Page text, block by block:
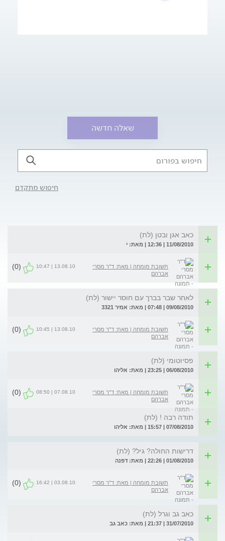
שאלה חדשה
חיפוש מתקדם
כאב אגן ובטן (לת)
11/08/2010 | 12:36 | מאת: י
תשובת מומחה | מאת: ד"ר מסרי
אברהם
13.08.10 | 10:47
(0)
לאחר שבר בברך עם חוסר יישור (לת)
09/08/2010 | 07:48 | מאת: אמיר 3321
תשובת מומחה | מאת: ד"ר מסרי
אברהם
13.08.10 | 10:45
(0)
פסיוטומי (לת)
06/08/2010 | 23:25 | מאת: אליהו
תשובת מומחה | מאת: ד"ר מסרי
אברהם
07.08.10 | 08:50
(0)
תודה רבה ! (לת)
07/08/2010 | 15:57 | מאת: אליהו
דרישות החולה? גיל? (לת)
01/08/2010 | 22:26 | מאת: דפנה
תשובת מומחה | מאת: ד"ר מסרי
אברהם
03.08.10 | 16:42
(0)
כאב גב וגרל (לת)
31/07/2010 | 21:37 | מאת: כאב גב